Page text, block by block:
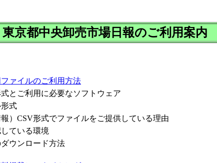
東京都中央卸売市場日報のご利用案内
ァイルのご利用方法
とご利用に必要なソフトウェア
式
CSV形式でファイルをご提供している理由
ている環境
ウンロード方法